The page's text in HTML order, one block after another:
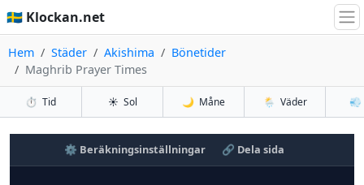
🇸🇪 Klockan.net
Hem Städer Akishima
Bönetider
Maghrib Prayer Times
⏱️ Tid ☀️ Sol 🌙 Måne 🌦️ Väder 💨
⚙️ Beräkningsinställningar 🔗 Dela sida